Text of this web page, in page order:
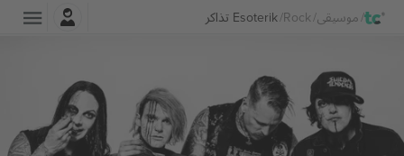
موسيقى Rock Esoterik تذاكر